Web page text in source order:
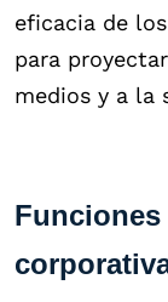
eficacia de
para
medios y a la